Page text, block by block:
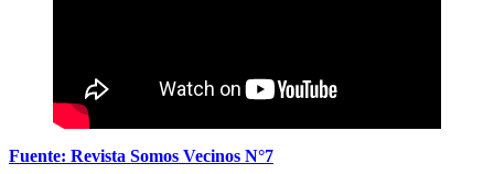
Fuente: Revista Somos Vecinos N°7